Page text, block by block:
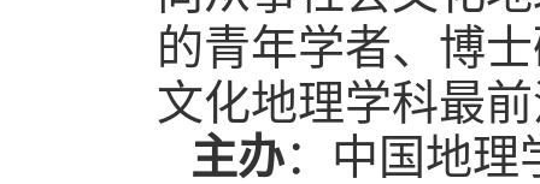
的青年学者、博
文化地理学科最
主办：中国地理